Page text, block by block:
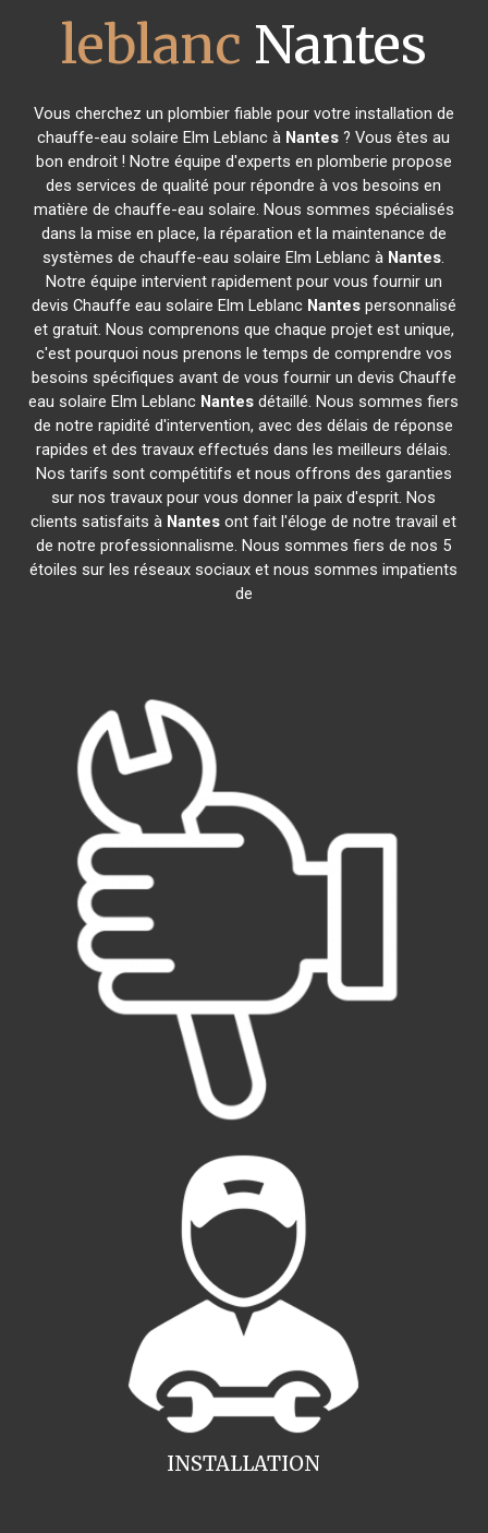
leblanc Nantes
Vous cherchez un plombier fiable pour votre installation de
chauffe-eau solaire Elm Leblanc à Nantes ? Vous êtes au
bon endroit ! Notre équipe d'experts en plomberie propose
des services de qualité pour répondre à vos besoins en
matière de chauffe-eau solaire. Nous sommes spécialisés
dans la mise en place, la réparation et la maintenance de
systèmes de chauffe-eau solaire Elm Leblanc à Nantes.
Notre équipe intervient rapidement pour vous fournir un
devis Chauffe eau solaire Elm Leblanc Nantespersonnalisé
et gratuit. Nous comprenons que chaque projet est unique,
c'est pourquoi nous prenons le temps de comprendre vos
besoins spécifiques avant de vous fournir un devis Chauffe
eau solaire Elm Leblanc Nantes détaillé. Nous sommes fiers
de notre rapidité d'intervention, avec des délais de réponse
rapides et des travaux effectués dans les meilleurs délais.
Nos tarifs sont compétitifs et nous offrons des garanties
sur nos travaux pour vous donner la paix d'esprit. Nos
clients satisfaits à Nantes ont fait l'éloge de notre travail et
de notre professionnalisme. Nous sommes fiers de nos 5
étoiles sur les réseaux sociaux et nous sommes impatients
de
INSTALLATION